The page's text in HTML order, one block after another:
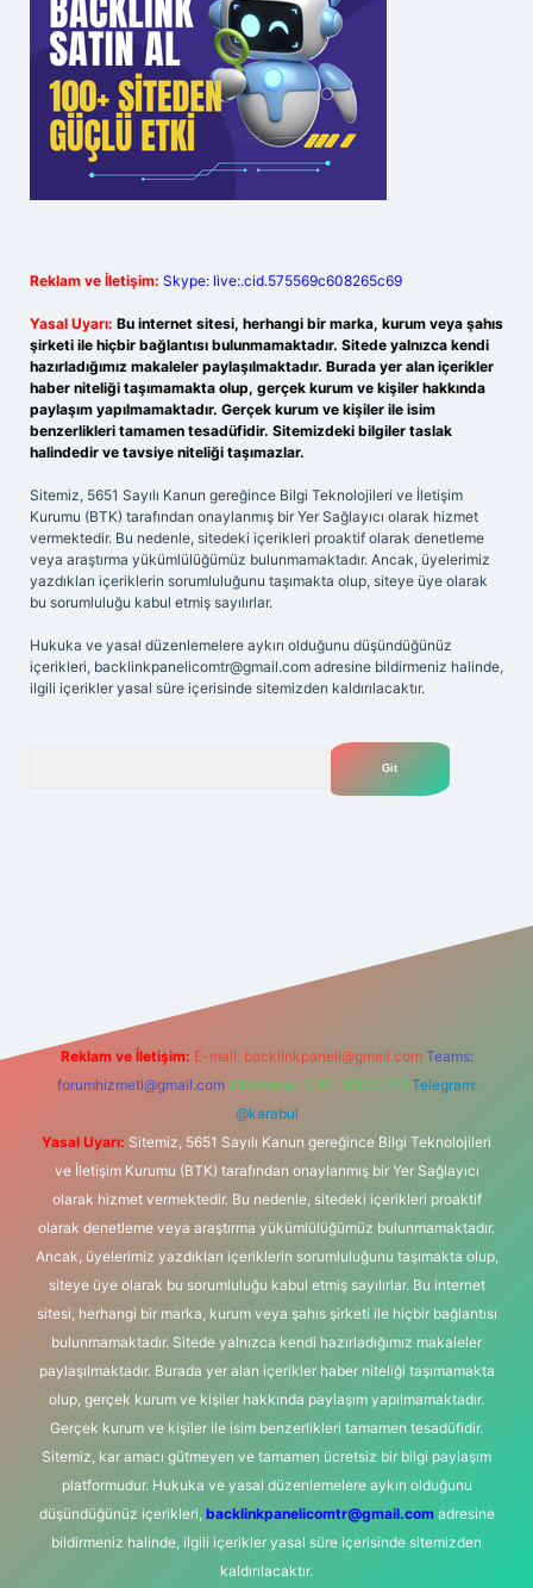
Reklam ve İletişim: Skype: live:.cid.575569c608265c69
Yasal Uyarı: Bu internet sitesi, herhangi bir marka, kurum veya şahıs
şirketi ile hiçbir bağlantısı bulunmamaktadır. Sitede yalnızca kendi
hazırladığımız makaleler paylaşılmaktadır. Burada yer alan içerikler
haber niteliği taşımamakta olup, gerçek kurum ve kişiler hakkında
paylaşım yapılmamaktadır. Gerçek kurum ve kişiler ile isim
benzerlikleri tamamen tesadüfidir. Sitemizdeki bilgiler taslak
halindedir ve tavsiye niteliği taşımazlar.
Sitemiz, 5651 Sayılı Kanun gereğince Bilgi Teknolojileri ve İletişim
Kurumu (BTK) tarafından onaylanmış bir Yer Sağlayıcı olarak hizmet
vermektedir. Bu nedenle, sitedeki içerikleri proaktif olarak denetleme
veya araştırma yükümlülüğümüz bulunmamaktadır. Ancak, üyelerimiz
yazdıkları içeriklerin sorumluluğunu taşımakta olup, siteye üye olarak
bu sorumluluğu kabul etmiş sayılırlar.
Hukuka ve yasal düzenlemelere aykırı olduğunu düşündüğünüz
içerikleri, backlinkpanelicomtr@gmail.com adresine bildirmeniz halinde,
ilgili içerikler yasal süre içerisinde sitemizden kaldırılacaktır.
Reklam ve İletişim: E-mail: backlinkpaneli@gmail.com Teams:
forumhizmeti@gmail.com Whatsapp: 0262 606 0 726 Telegram:
@karabul
Yasal Uyarı: Sitemiz, 5651 Sayılı Kanun gereğince Bilgi Teknolojileri
ve İletişim Kurumu (BTK) tarafından onaylanmış bir Yer Sağlayıcı
olarak hizmet vermektedir. Bu nedenle, sitedeki içerikleri proaktif
olarak denetleme veya araştırma yükümlülüğümüz bulunmamaktadır.
Ancak, üyelerimiz yazdıkları içeriklerin sorumluluğunu taşımakta olup,
siteye üye olarak bu sorumluluğu kabul etmiş sayılırlar. Bu internet
sitesi, herhangi bir marka, kurum veya şahıs şirketi ile hiçbir bağlantısı
bulunmamaktadır. Sitede yalnızca kendi hazırladığımız makaleler
paylaşılmaktadır. Burada yer alan içerikler haber niteliği taşımamakta
olup, gerçek kurum ve kişiler hakkında paylaşım yapılmamaktadır.
Gerçek kurum ve kişiler ile isim benzerlikleri tamamen tesadüfidir.
Sitemiz, kar amacı gütmeyen ve tamamen ücretsiz bir bilgi paylaşım
platformudur. Hukuka ve yasal düzenlemelere aykırı olduğunu
düşündüğünüz içerikleri, backlinkpanelicomtr@gmail.comadresine
bildirmeniz halinde, ilgili içerikler yasal süre içerisinde sitemizden
kaldırılacaktır.